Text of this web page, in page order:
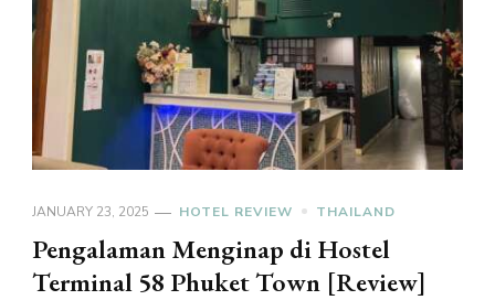
JANUARY 23, 2025 HOTEL REVIEW THAILAND
Pengalaman Menginap di Hostel
Terminal 58 Phuket Town [Review]